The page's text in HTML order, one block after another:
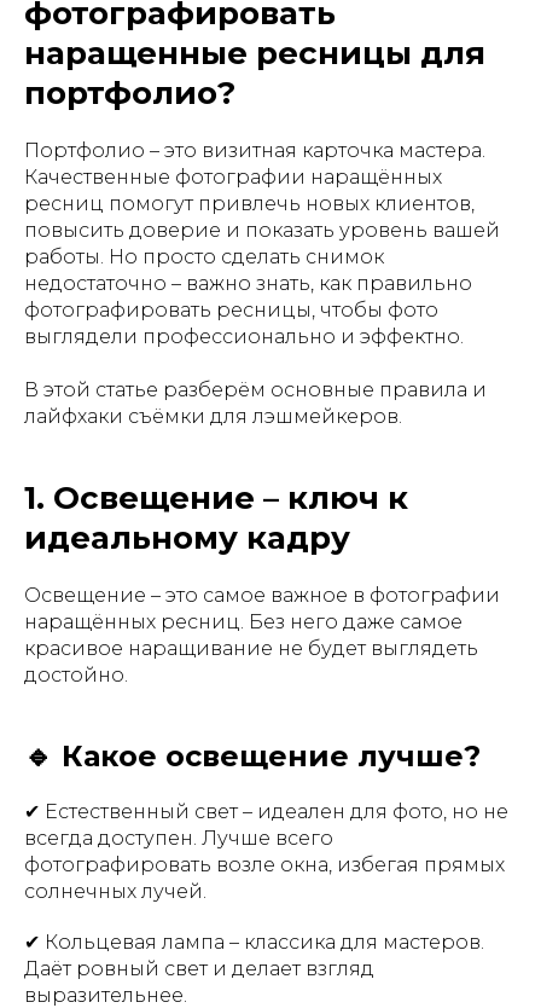
фотографировать
наращенные ресницы для
портфолио?
Портфолио – это визитная карточка мастера.
Качественные фотографии наращённых
ресниц помогут привлечь новых клиентов,
повысить доверие и показать уровень вашей
работы. Но просто сделать снимок
недостаточно – важно знать, как правильно
фотографировать ресницы, чтобы фото
выглядели профессионально и эффектно.
В этой статье разберём основные правила и
лайфхаки съёмки для лэшмейкеров.
1. Освещение – ключ к
идеальному кадру
Освещение – это самое важное в фотографии
наращённых ресниц. Без него даже самое
красивое наращивание не будет выглядеть
достойно.
🔹 Какое освещение лучше?
✔ Естественный свет – идеален для фото, но не
всегда доступен. Лучше всего
фотографировать возле окна, избегая прямых
солнечных лучей.
✔ Кольцевая лампа – классика для мастеров.
Даёт ровный свет и делает взгляд
выразительнее.